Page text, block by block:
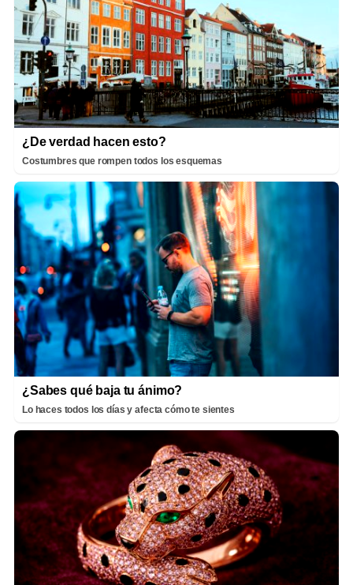
¿De verdad hacen esto?
Costumbres que rompen todos los esquemas
¿Sabes qué baja tu ánimo?
Lo haces todos los días y afecta cómo te sientes